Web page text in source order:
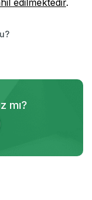
edilmektedir.
mı?